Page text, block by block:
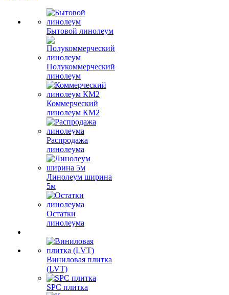
Бытовой линолеум
Полукоммерческий
линолеум
Коммерческий
линолеум КМ2
Распродажа
линолеума
Линолеум ширина
5м
Остатки
линолеума
Виниловая плитка
(LVT)
SPC плитка